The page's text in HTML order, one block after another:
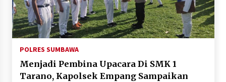
POLRES SUMBAWA
Menjadi Pembina Upacara Di SMK 1
Tarano, Kapolsek Empang Sampaikan